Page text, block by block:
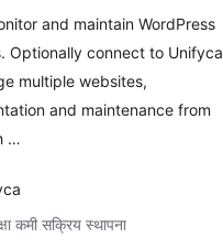
and maintain WordPress
Optionally connect to Unifyca
multiple websites,
and maintenance from
…
कमी सक्रिय स्थापना